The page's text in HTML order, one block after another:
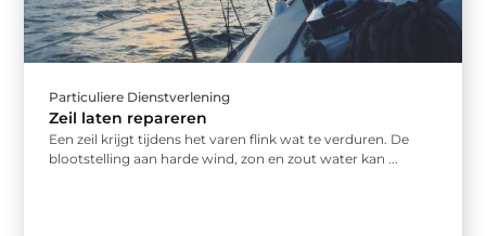
Particuliere Dienstverlening
Zeil laten repareren
Een zeil krijgt tijdens het varen flink wat te verduren. De
blootstelling aan harde wind, zon en zout water kan ...